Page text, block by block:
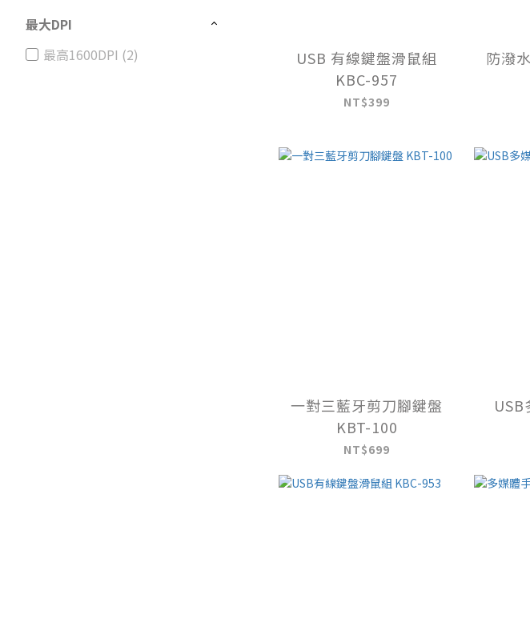
最大DPI
最高1600DPI (2)
USB 有線鍵盤滑鼠組
KBC-957
NT$399
防潑
一對三藍牙剪刀腳鍵盤
KBT-100
NT$699